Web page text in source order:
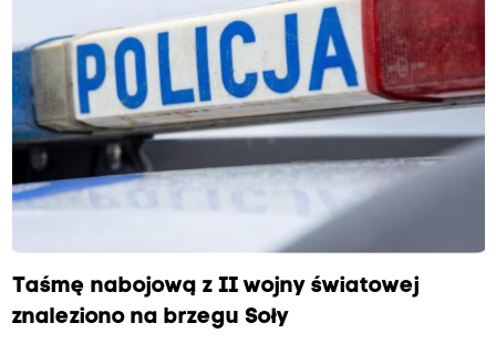
Taśmę nabojową z II wojny światowej
znaleziono na brzegu Soły